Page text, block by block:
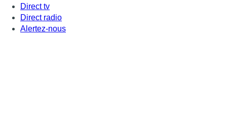
Direct tv
Direct radio
Alertez-nous